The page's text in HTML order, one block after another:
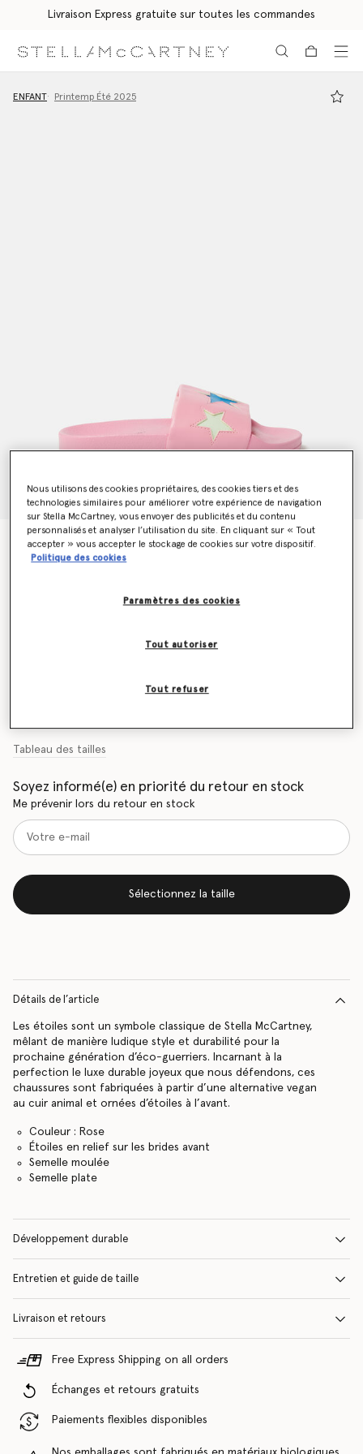
Livraison Express gratuite sur toutes les commandes
ENFANT Printemp Été 2025
Claquettes avec imprime etoiles
€75.00
Tableau des tailles
Soyez informé(e) en priorité du retour en stock
Me prévenir lors du retour en stock
Sélectionnez la taille
Détails de l’article
Les étoiles sont un symbole classique de Stella McCartney,
mêlant de manière ludique style et durabilité pour la
prochaine génération d’éco-guerriers. Incarnant à la
perfection le luxe durable joyeux que nous défendons, ces
chaussures sont fabriquées à partir d’une alternative vegan
au cuir animal et ornées d’étoiles à l’avant.
Couleur : Rose
Étoiles en relief sur les brides avant
Semelle moulée
Semelle plate
Développement durable
Entretien et guide de taille
Livraison et retours
Free Express Shipping on all orders
Échanges et retours gratuits
Paiements flexibles disponibles
Nous utilisons des cookies propriétaires, des cookies tiers et des
technologies similaires pour améliorer votre expérience de navigation
sur Stella McCartney, vous envoyer des publicités et du contenu
personnalisés et analyser l’utilisation du site. En cliquant sur « Tout
accepter » vous accepter le stockage de cookies sur votre dispositif.
Politique des cookies
Paramètres des cookies
Tout refuser
Tout autoriser